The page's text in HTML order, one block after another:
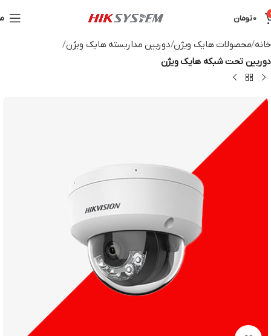
0تومان
خانه محصولات هایک ویژن دوربین مداربسته هایک ویژن
دوربین تحت شبکه هایک ویژن